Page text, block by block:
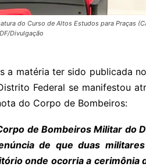
do Curso de Altos Estudos para Praças
Divulgação
a matéria ter sido publicada
Federal se manifestou
do Corpo de Bombeiros:
de Bombeiros Militar do
de que duas
onde ocorria a cerimônia